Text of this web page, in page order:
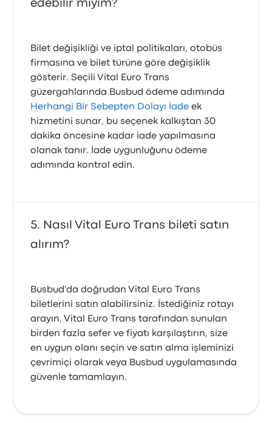
edebilir miyim?
Bilet değişikliği ve iptal politikaları, otobüs
firmasına ve bilet türüne göre değişiklik
gösterir. Seçili Vital Euro Trans
güzergahlarında Busbud ödeme adımında
Herhangi Bir Sebepten Dolayı İade ek
hizmetini sunar, bu seçenek kalkıştan 30
dakika öncesine kadar iade yapılmasına
olanak tanır. İade uygunluğunu ödeme
adımında kontrol edin.
Nasıl Vital Euro Trans bileti satın
alırım?
Busbud'da doğrudan Vital Euro Trans
biletlerini satın alabilirsiniz. İstediğiniz rotayı
arayın, Vital Euro Trans tarafından sunulan
birden fazla sefer ve fiyatı karşılaştırın, size
en uygun olanı seçin ve satın alma işleminizi
çevrimiçi olarak veya Busbud uygulamasında
güvenle tamamlayın.